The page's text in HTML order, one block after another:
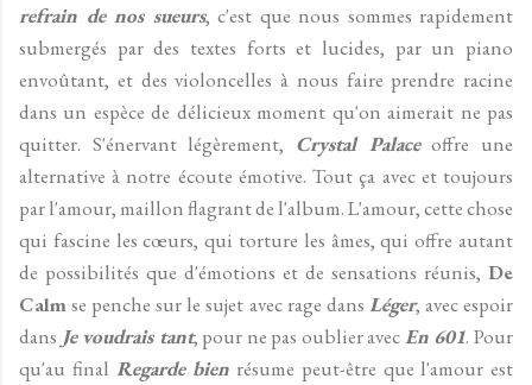
refrain de nos sueurs, c'est que nous sommes rapidement
submergés par des textes forts et lucides, par un piano
envoûtant, et des violoncelles à nous faire prendre racine
dans un espèce de délicieux moment qu'on aimerait ne pas
quitter. S'énervant légèrement, Crystal Palaceoffre une
alternative à notre écoute émotive. Tout ça avec et toujours
par l'amour, maillon flagrant de l'album. L'amour, cette chose
qui fascine les cœurs, qui torture les âmes, qui offre autant
de possibilités que d'émotions et de sensations réunis, De
Calmse penche sur le sujet avec rage dans Léger, avec espoir
dans Je voudrais tant, pour ne pas oublier avecEn 601. Pour
qu'au final Regarde bien résume peut-être que l'amour est